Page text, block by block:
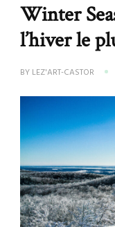
Winter
l’hiver le
BY LEZ'ART-CASTOR